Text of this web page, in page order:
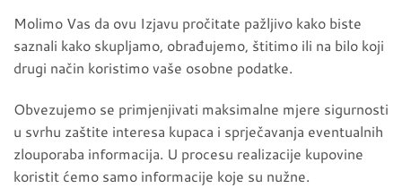
Molimo Vas da ovu Izjavu pročitate pažljivo kako biste
saznali kako skupljamo, obrađujemo, štitimo ili na bilo koji
drugi način koristimo vaše osobne podatke.
Obvezujemo se primjenjivati maksimalne mjere sigurnosti
u svrhu zaštite interesa kupaca i sprječavanja eventualnih
zlouporaba informacija. U procesu realizacije kupovine
koristit ćemo samo informacije koje su nužne.